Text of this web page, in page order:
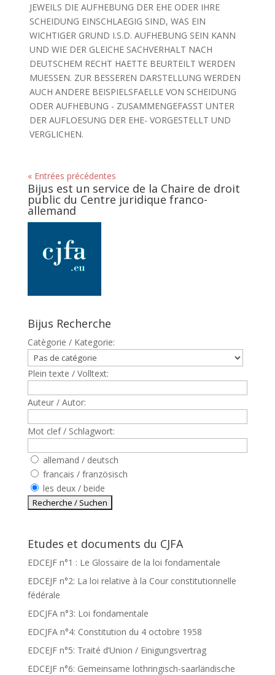
JEWEILS DIE AUFHEBUNG DER EHE ODER IHRE
SCHEIDUNG EINSCHLAEGIG SIND, WAS EIN
WICHTIGER GRUND I.S.D. AUFHEBUNG SEIN KANN
UND WIE DER GLEICHE SACHVERHALT NACH
DEUTSCHEM RECHT HAETTE BEURTEILT WERDEN
MUESSEN. ZUR BESSEREN DARSTELLUNG WERDEN
AUCH ANDERE BEISPIELSFAELLE VON SCHEIDUNG
ODER AUFHEBUNG - ZUSAMMENGEFASST UNTER
DER AUFLOESUNG DER EHE- VORGESTELLT UND
VERGLICHEN.
« Entrées précédentes
Bijus est un service de la Chaire de droit
public du Centre juridique franco-
allemand
Bijus Recherche
Catègorie / Kategorie:
Plein texte / Volltext:
Auteur / Autor:
Mot clef / Schlagwort:
allemand / deutsch
francais / französisch
les deux / beide
Etudes et documents du CJFA
EDCEJF n°1 : Le Glossaire de la loi fondamentale
EDCEJF n°2: La loi relative à la Cour constitutionnelle
fédérale
EDCJFA n°3: Loi fondamentale
EDCJFA n°4: Constitution du 4 octobre 1958
EDCEJF n°5: Traité d’Union / Einigungsvertrag
EDCEJF n°6: Gemeinsame lothringisch-saarländische